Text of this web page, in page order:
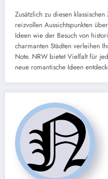
Zusätzlich zu diesen
reizvollen Aussichtspunkten
Ideen wie der Besuch von
charmanten Städten verleihen
Note. NRW bietet Vielfalt für
neue romantische Ideen